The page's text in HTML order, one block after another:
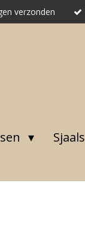
verzonden
Sjaals